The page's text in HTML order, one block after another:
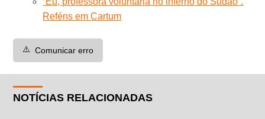
Reféns em Cartum
⚠️ Comunicar erro
NOTÍCIAS RELACIONADAS